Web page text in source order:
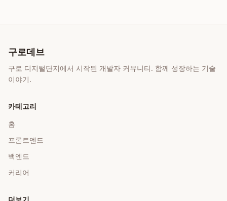
구로데브
구로 디지털단지에서 시작된 개발자 커뮤니티. 함께 성장하는 기술
이야기.
카테고리
홈
프론트엔드
백엔드
커리어